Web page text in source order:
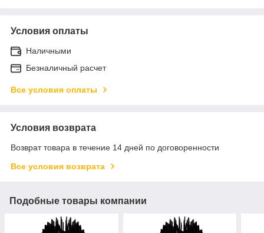
Условия оплаты
Наличными
Безналичный расчет
Все условия оплаты
Условия возврата
Возврат товара в течение 14 дней по договоренности
Все условия возврата
Подобные товары компании